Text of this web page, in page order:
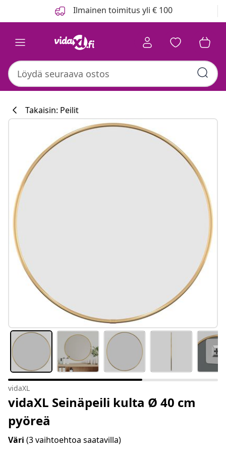
Ilmainen toimitus yli € 100
Takaisin: Peilit
vidaXL
vidaXL Seinäpeili kulta Ø 40 cm
pyöreä
Väri (3 vaihtoehtoa saatavilla)